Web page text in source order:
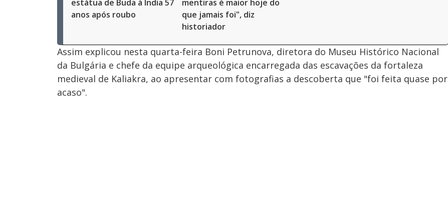
estátua de Buda à Índia 57
anos após roubo
mentiras é maior hoje do
que jamais foi", diz
historiador
Assim explicou nesta quarta-feira Boni Petrunova, diretora do Museu Histórico Nacional
da Bulgária e chefe da equipe arqueológica encarregada das escavações da fortaleza
medieval de Kaliakra, ao apresentar com fotografias a descoberta que "foi feita quase por
acaso".